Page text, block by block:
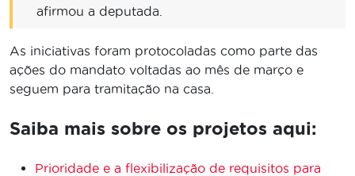
afirmou a deputada.
As iniciativas foram protocoladas como parte das
ações do mandato voltadas ao mês de março e
seguem para tramitação na casa.
Saiba mais sobre os projetos aqui:
Prioridade e a flexibilização de requisitos para